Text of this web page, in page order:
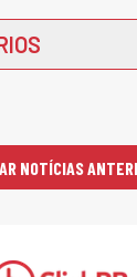
NOTÍCIAS